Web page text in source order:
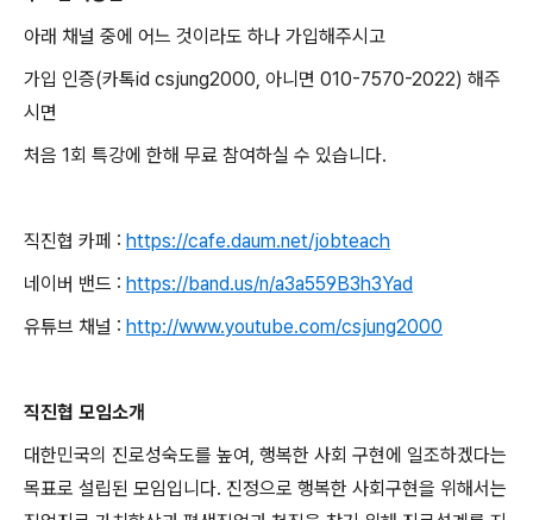
아래 채널 중에 어느 것이라도 하나 가입해주시고
가입 인증(카톡id csjung2000, 아니면 010-7570-2022) 해주
시면
처음 1회 특강에 한해 무료 참여하실 수 있습니다.
직진협 카페 : https://cafe.daum.net/jobteach
네이버 밴드 : https://band.us/n/a3a559B3h3Yad
유튜브 채널 : http://www.youtube.com/csjung2000
직진협 모임소개
대한민국의 진로성숙도를 높여, 행복한 사회 구현에 일조하겠다는
목표로 설립된 모임입니다. 진정으로 행복한 사회구현을 위해서는